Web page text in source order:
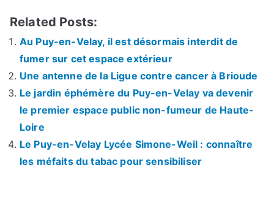
Related Posts:
Au Puy-en-Velay, il est désormais interdit de
fumer sur cet espace extérieur
Une antenne de la Ligue contre cancer à Brioude
Le jardin éphémère du Puy-en-Velay va devenir
le premier espace public non-fumeur de Haute-
Loire
Le Puy-en-Velay Lycée Simone-Weil : connaître
les méfaits du tabac pour sensibiliser